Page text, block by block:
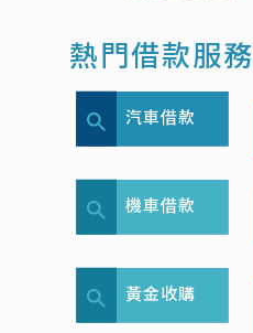
熱門借款服務
汽車借款
機車借款
黃金收購